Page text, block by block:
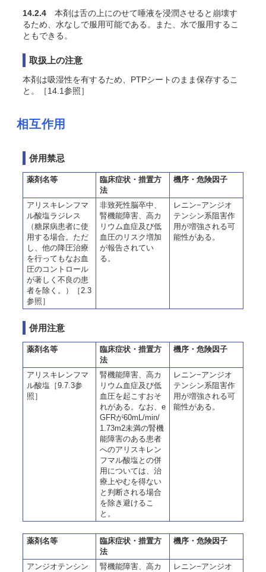
14.2.4 本剤は舌の上にのせて唾液を浸潤させると崩壊す
るため、水なしで服用可能である。また、水で服用するこ
ともできる。
取扱上の注意
本剤は吸湿性を有するため、PTPシートのまま保存するこ
と。［14.1参照］
相互作用
併用禁忌
薬剤名等
臨床症状・措置方
法
機序・危険因子
アリスキレンフマ
ル酸塩ラジレス
（糖尿病患者に使
用する場合。ただ
し、他の降圧治療
を行ってもなお血
圧のコントロール
が著しく不良の患
者を除く。）［2.3
参照］
非致死性脳卒中、
腎機能障害、高カ
リウム血症及び低
血圧のリスク増加
が報告されてい
る。
レニン−アンジオ
テンシン系阻害作
用が増強される可
能性がある。
併用注意
薬剤名等
臨床症状・措置方
法
機序・危険因子
アリスキレンフマ
ル酸塩［9.7.3参
照］
腎機能障害、高カ
リウム血症及び低
血圧を起こすおそ
れがある。なお、e
GFRが60mL/min/
1.73m2未満の腎機
能障害のある患者
へのアリスキレン
フマル酸塩との併
用については、治
療上やむを得ない
と判断される場合
を除き避けるこ
と。
レニン−アンジオ
テンシン系阻害作
用が増強される可
能性がある。
薬剤名等
臨床症状・措置方
法
機序・危険因子
アンジオテンシン
腎機能障害、高カ
レニン−アンジオ